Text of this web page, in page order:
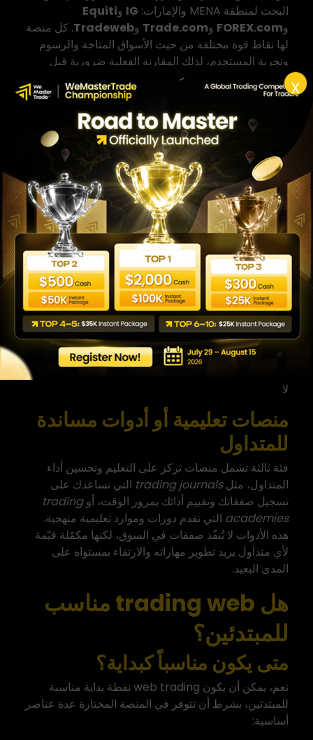
X
البحث لمنطقة MENA والإمارات:
IG وEquiti
وFOREX.com وTrade.com وTradeweb. كل منصة
لها نقاط قوة مختلفة من حيث الأسواق المتاحة والرسوم
وتجربة المستخدم، لذلك المقارنة الفعلية ضرورية قبل
الاختيار.
الاستخدام الرئيسي
هل تنفذ صفقات حقيقية؟
منصة شارت وتحليل
التحليل الفني ومتابعة الأسعار
TradingView
فقط عبر ربط حساب وسيط
منصة تداولعبر الويب
فتح وإدارة الصفقات الفعلية
IG، Equiti، FOREX.com
نعم، مع حساب تداول
أداة تعليمية أو journal
تتبع الأداء والتعلم
لا
منصات تعليمية أو أدوات مساندة
للمتداول
فئة ثالثة تشمل منصات تركز على التعليم وتحسين أداء
المتداول، مثلtrading journals التي تساعدك على
تسجيل صفقاتك وتقييم أدائك بمرور الوقت، أوtrading
academies التي تقدم دورات وموارد تعليمية منهجية.
هذه الأدوات لا تُنفّذ صفقات في السوق، لكنها مكمّلة قيّمة
لأي متداول يريد تطوير مهاراته والارتقاء بمستواه على
المدى البعيد.
هل trading web مناسب
للمبتدئين؟
متى يكون مناسباً كبداية؟
نعم، يمكن أن يكون web trading نقطة بداية مناسبة
للمبتدئين، بشرط أن تتوفر في المنصة المختارة عدة عناصر
أساسية: